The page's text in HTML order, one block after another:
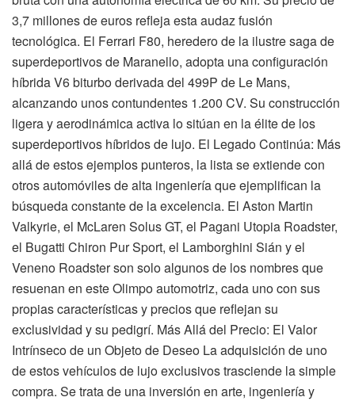
3,7 millones de euros refleja esta audaz fusión
tecnológica. El Ferrari F80, heredero de la ilustre saga de
superdeportivos de Maranello, adopta una configuración
híbrida V6 biturbo derivada del 499P de Le Mans,
alcanzando unos contundentes 1.200 CV. Su construcción
ligera y aerodinámica activa lo sitúan en la élite de los
superdeportivos híbridos de lujo. El Legado Continúa: Más
allá de estos ejemplos punteros, la lista se extiende con
otros automóviles de alta ingeniería que ejemplifican la
búsqueda constante de la excelencia. El Aston Martin
Valkyrie, el McLaren Solus GT, el Pagani Utopia Roadster,
el Bugatti Chiron Pur Sport, el Lamborghini Sián y el
Veneno Roadster son solo algunos de los nombres que
resuenan en este Olimpo automotriz, cada uno con sus
propias características y precios que reflejan su
exclusividad y su pedigrí. Más Allá del Precio: El Valor
Intrínseco de un Objeto de Deseo La adquisición de uno
de estos vehículos de lujo exclusivos trasciende la simple
compra. Se trata de una inversión en arte, ingeniería y